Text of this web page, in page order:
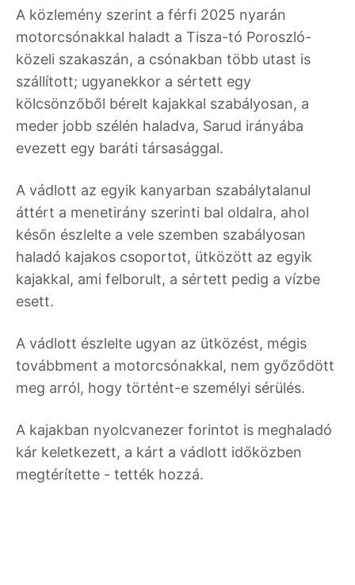
A közlemény szerint a férfi 2025 nyarán
motorcsónakkal haladt a Tisza-tó Poroszló-
közeli szakaszán, a csónakban több utast is
szállított; ugyanekkor a sértett egy
kölcsönzőből bérelt kajakkal szabályosan, a
meder jobb szélén haladva, Sarud irányába
evezett egy baráti társasággal.
A vádlott az egyik kanyarban szabálytalanul
áttért a menetirány szerinti bal oldalra, ahol
későn észlelte a vele szemben szabályosan
haladó kajakos csoportot, ütközött az egyik
kajakkal, ami felborult, a sértett pedig a vízbe
esett.
A vádlott észlelte ugyan az ütközést, mégis
továbbment a motorcsónakkal, nem győződött
meg arról, hogy történt-e személyi sérülés.
A kajakban nyolcvanezer forintot is meghaladó
kár keletkezett, a kárt a vádlott időközben
megtérítette - tették hozzá.